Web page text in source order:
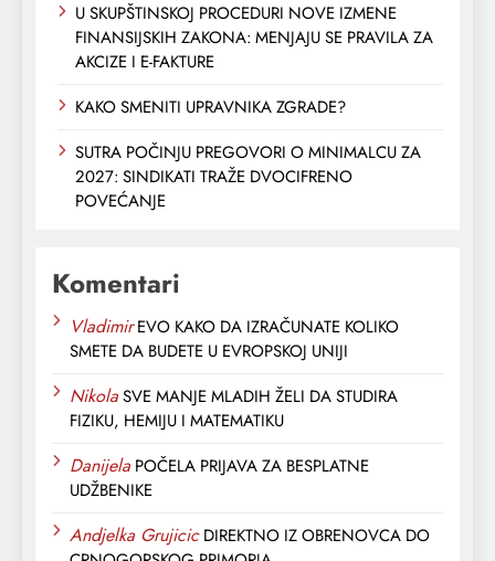
U SKUPŠTINSKOJ PROCEDURI NOVE IZMENE
FINANSIJSKIH ZAKONA: MENJAJU SE PRAVILA ZA
AKCIZE I E-FAKTURE
KAKO SMENITI UPRAVNIKA ZGRADE?
SUTRA POČINJU PREGOVORI O MINIMALCU ZA
2027: SINDIKATI TRAŽE DVOCIFRENO
POVEĆANJE
Komentari
Vladimir EVO KAKO DA IZRAČUNATE KOLIKO
SMETE DA BUDETE U EVROPSKOJ UNIJI
NikolaSVE MANJE MLADIH ŽELI DA STUDIRA
FIZIKU, HEMIJU I MATEMATIKU
Danijela POČELA PRIJAVA ZA BESPLATNE
UDŽBENIKE
Andjelka Grujicic DIREKTNO IZ OBRENOVCA DO